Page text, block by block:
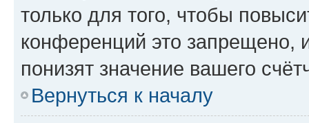
только для того, чтобы
конференций это запрещено,
понизят значение вашего
Вернуться к началу